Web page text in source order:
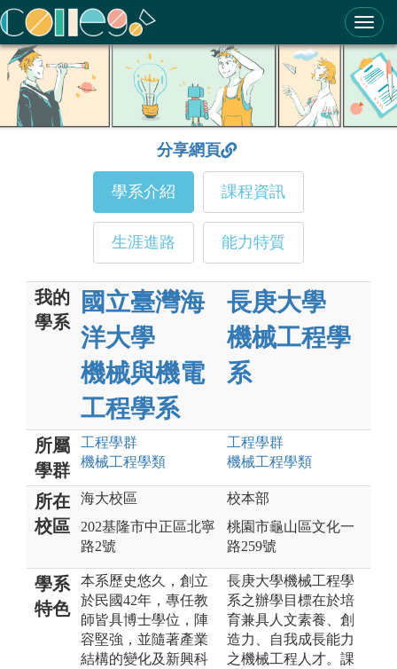
ColleGo! 大學選才與高中育才輔助系統
分享網頁
學系介紹 課程資訊
生涯進路 能力特質
我的
學系
國立臺灣海
洋大學
機械與機電
工程學系
長庚大學
機械工程學
系
所屬
學群
工程學群
機械工程學類
工程學群
機械工程學類
所在
校區
海大校區
202基隆市中正區北寧
路2號
校本部
桃園市龜山區文化一
路259號
學系
特色
本系歷史悠久，創立
於民國42年，專任教
師皆具博士學位，陣
容堅強，並隨著產業
結構的變化及新興科
長庚大學機械工程學
系之辦學目標在於培
育兼具人文素養、創
造力、自我成長能力
之機械工程人才。課